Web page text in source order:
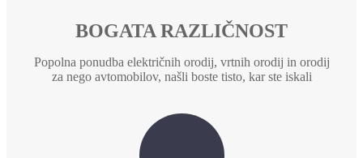
BOGATA RAZLIČNOST
Popolna ponudba električnih orodij, vrtnih orodij in orodij
za nego avtomobilov, našli boste tisto, kar ste iskali